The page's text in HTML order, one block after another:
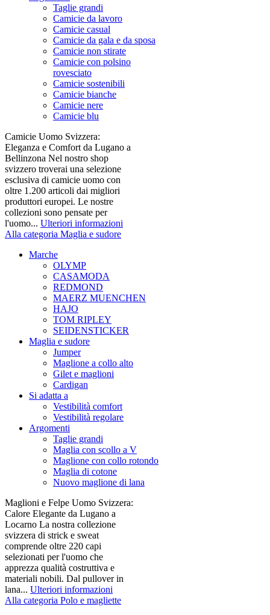
Taglie grandi
Camicie da lavoro
Camicie casual
Camicie da gala e da sposa
Camicie non stirate
Camicie con polsino
rovesciato
Camicie sostenibili
Camicie bianche
Camicie nere
Camicie blu
Camicie Uomo Svizzera:
Eleganza e Comfort da Lugano a
Bellinzona Nel nostro shop
svizzero troverai una selezione
esclusiva di camicie uomo con
oltre 1.200 articoli dai migliori
produttori europei. Le nostre
collezioni sono pensate per
l'uomo... Ulteriori informazioni
Alla categoria Maglia e sudore
Marche
OLYMP
CASAMODA
REDMOND
MAERZ MUENCHEN
HAJO
TOM RIPLEY
SEIDENSTICKER
Maglia e sudore
Jumper
Maglione a collo alto
Gilet e maglioni
Cardigan
Si adatta a
Vestibilità comfort
Vestibilità regolare
Argomenti
Taglie grandi
Maglia con scollo a V
Maglione con collo rotondo
Maglia di cotone
Nuovo maglione di lana
Maglioni e Felpe Uomo Svizzera:
Calore Elegante da Lugano a
Locarno La nostra collezione
svizzera di strick e sweat
comprende oltre 220 capi
selezionati per l'uomo che
apprezza qualità costruttiva e
materiali nobili. Dal pullover in
lana... Ulteriori informazioni
Alla categoria Polo e magliette